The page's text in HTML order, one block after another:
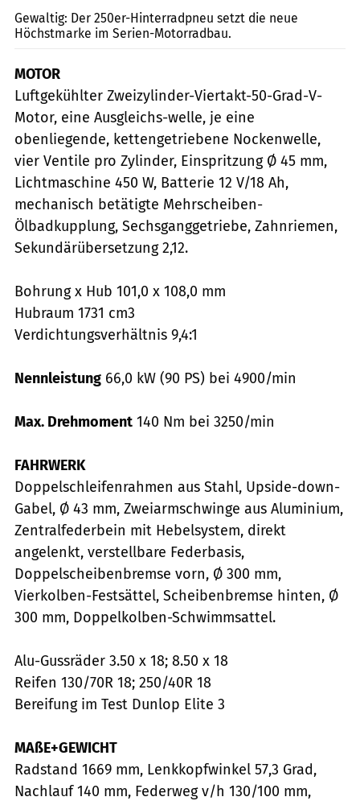
Gewaltig: Der 250er-Hinterradpneu setzt die neue
Höchstmarke im Serien-Motorradbau.
MOTOR
Luftgekühlter Zweizylinder-Viertakt-50-Grad-V-
Motor, eine Ausgleichs-welle, je eine
obenliegende, kettengetriebene Nockenwelle,
vier Ventile pro Zylinder, Einspritzung Ø 45 mm,
Lichtmaschine 450 W, Batterie 12 V/18 Ah,
mechanisch betätigte Mehrscheiben-
Ölbadkupplung, Sechsganggetriebe, Zahnriemen,
Sekundärübersetzung 2,12.
Bohrung x Hub 101,0 x 108,0 mm
Hubraum 1731 cm3
Verdichtungsverhältnis 9,4:1
Nennleistung 66,0 kW (90 PS) bei 4900/min
Max. Drehmoment 140 Nm bei 3250/min
FAHRWERK
Doppelschleifenrahmen aus Stahl, Upside-down-
Gabel, Ø 43 mm, Zweiarmschwinge aus Aluminium,
Zentralfederbein mit Hebelsystem, direkt
angelenkt, verstellbare Federbasis,
Doppelscheibenbremse vorn, Ø 300 mm,
Vierkolben-Festsättel, Scheibenbremse hinten, Ø
300 mm, Doppelkolben-Schwimmsattel.
Alu-Gussräder 3.50 x 18; 8.50 x 18
Reifen 130/70R 18; 250/40R 18
Bereifung im Test Dunlop Elite 3
MAßE+GEWICHT
Radstand 1669 mm, Lenkkopfwinkel 57,3 Grad,
Nachlauf 140 mm, Federweg v/h 130/100 mm,